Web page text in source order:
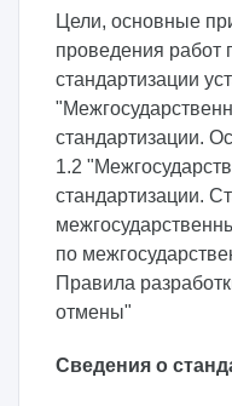
Цели, основные
проведения работ
стандартизации
стандартизации.
1.2
стандартизации.
по
Правила
отмены"
Сведения о